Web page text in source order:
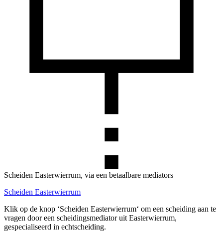
Scheiden Easterwierrum, via een betaalbare mediators
Scheiden Easterwierrum
Klik op de knop ‘Scheiden Easterwierrum‘ om een scheiding aan te
vragen door een scheidingsmediator uit Easterwierrum,
gespecialiseerd in echtscheiding.